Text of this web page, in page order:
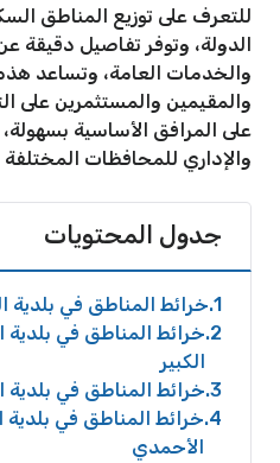
للتعرف على توزيع المناطق
الدولة، وتوفر تفاصيل دقيقة
والخدمات العامة، وتساعد
والمقيمين والمستثمرين على
على المرافق الأساسية بسهولة،
والإداري للمحافظات
جدول المحتويات
1 خرائط المناطق في بلدية
2 خرائط المناطق في
الكبير
3 خرائط المناطق في
4 خرائط المناطق في
الأحمدي